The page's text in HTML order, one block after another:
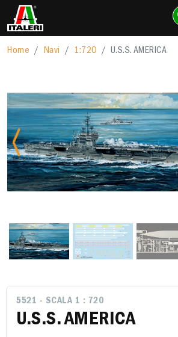
Home Navi 1:720 U.S.S. AMERICA
Previous
5521 - SCALA 1 : 720
U.S.S. AMERICA